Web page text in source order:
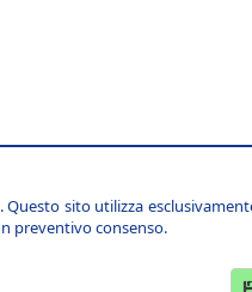
sito utilizza
preventivo consenso.